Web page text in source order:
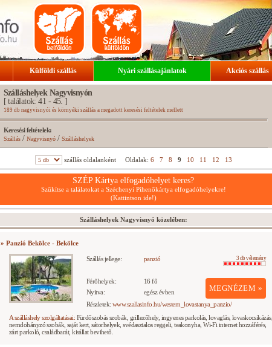
Külföldi szállás Nyári szállásajánlatok Akciós szállás
Szálláshelyek Nagyvisnyón
[ találatok: 41 - 45. ]
189 db nagyvisnyói és környéki szállás a megadott keresési feltételek mellett
Keresési feltételek:
Szállás/ Nagyvisnyó/Szálláshelyek
szállás oldalanként Oldalak: 6 7 8 9 10 11 12 13
SZÉP Kártya elfogadóhelyet keres?
Szűkítse a találatokat a Széchenyi Pihenőkártya elfogadóhelyekre!
(Kattintson ide!)
Szálláshelyek Nagyvisnyó közelében:
» Panzió Bekölce - Bekölce
Szállás jellege: panzió 3 db vélemény
MEGNÉZEM »
Férőhelyek:
16 fő
Nyitva:
egész évben
Részletek: www.szallasinfo.hu/western_lovastanya_panzio/
A szálláshely szolgáltatásai: Fürdőszobás szobák, grillezőhely, ingyenes parkolás, lovaglás, lovaskocsikázás,
nemdohányzó szobák, saját kert, sátorhelyek, svédasztalos reggeli, teakonyha, Wi-Fi internet hozzáférés,
zárt parkoló, családbarát, kisállat bevihető.